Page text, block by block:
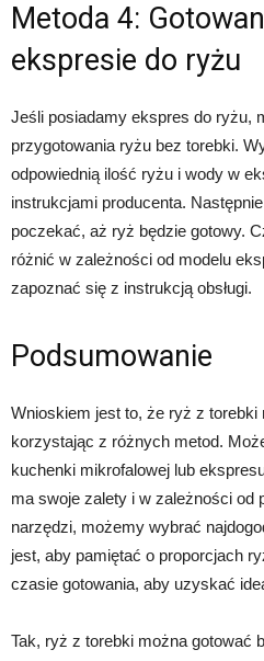
Metoda 4:
ekspresie do ryżu
Jeśli posiadamy ekspres do ryżu,
przygotowania ryżu bez torebki.
odpowiednią ilość ryżu i wody w
instrukcjami producenta.
poczekać, aż ryż będzie gotowy.
różnić w zależności od modelu
zapoznać się z instrukcją obsługi.
Podsumowanie
Wnioskiem jest to, że ryż z torebki
korzystając z różnych metod.
kuchenki mikrofalowej lub
ma swoje zalety i w zależności od
narzędzi, możemy wybrać
jest, aby pamiętać o proporcjach
czasie gotowania, aby uzyskać
Tak, ryż z torebki można gotować